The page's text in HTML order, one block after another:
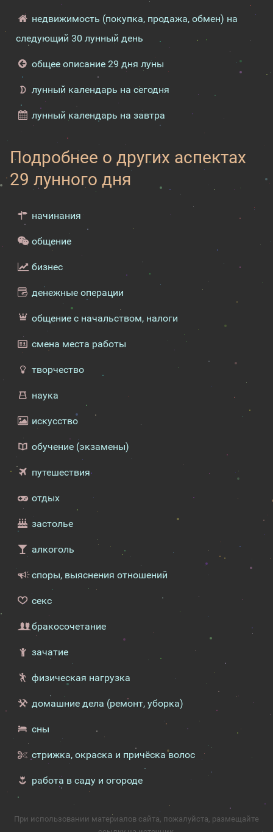
недвижимость (покупка, продажа, обмен) на
следующий 30 лунный день
общее описание 29 дня луны
лунный календарь на сегодня
лунный календарь на завтра
Подробнее о других аспектах
29 лунного дня
начинания
общение
бизнес
денежные операции
общение с начальством, налоги
смена места работы
творчество
наука
искусство
обучение (экзамены)
путешествия
отдых
застолье
алкоголь
споры, выяснения отношений
секс
бракосочетание
зачатие
физическая нагрузка
домашние дела (ремонт, уборка)
сны
стрижка, окраска и причёска волос
работа в саду и огороде
При использовании материалов сайта, пожалуйста, размещайте